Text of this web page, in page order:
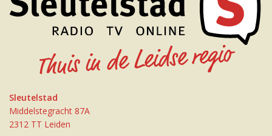
Sleutelstad
Middelstegracht 87A
2312 TT Leiden